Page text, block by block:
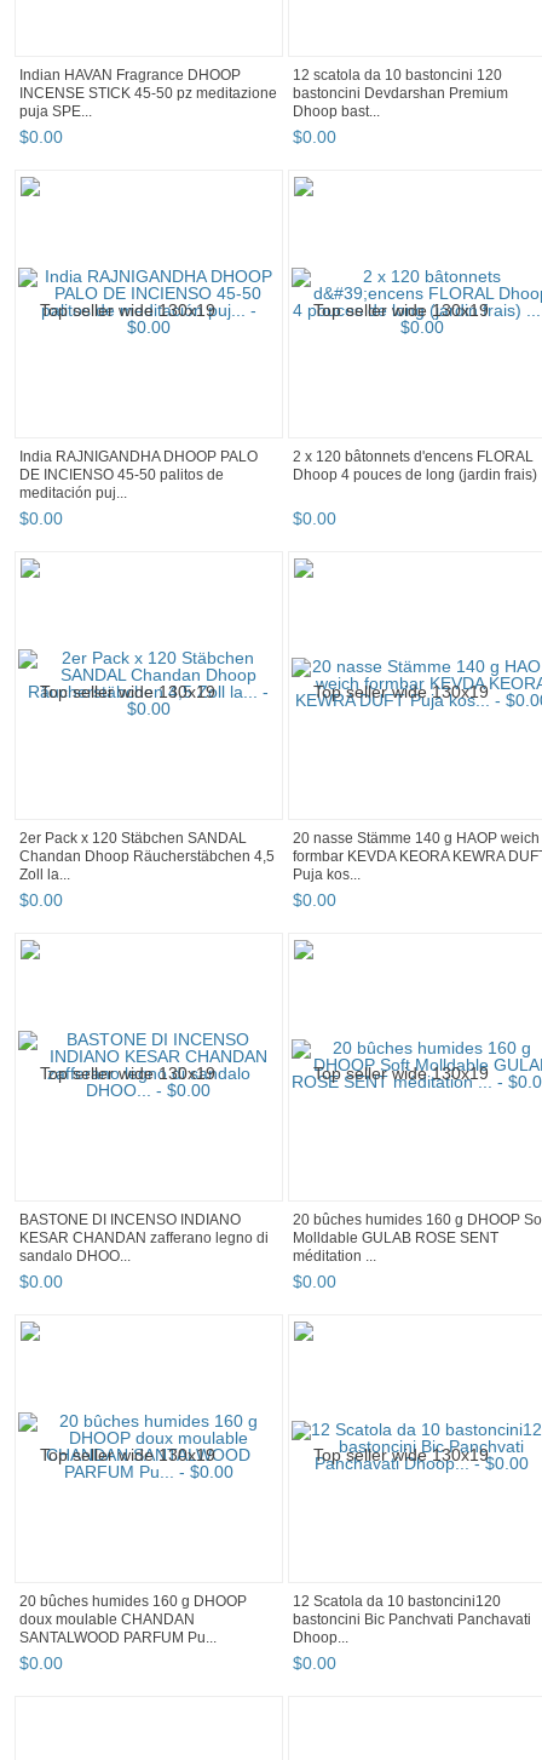
Indian HAVAN Fragrance DHOOP
INCENSE STICK 45-50 pz meditazione
puja SPE...
$0.00
12 scatola da 10 bastoncini 120
bastoncini Devdarshan Premium
Dhoop bast...
$0.00
India RAJNIGANDHA DHOOP PALO
DE INCIENSO 45-50 palitos de
meditación puj...
$0.00
2 x 120 bâtonnets d'encens FLORAL
Dhoop 4 pouces de long (jardin frais)
$0.00
2er Pack x 120 Stäbchen SANDAL
Chandan Dhoop Räucherstäbchen 4,5
Zoll la...
$0.00
20 nasse Stämme 140 g HAOP weich
formbar KEVDA KEORA KEWRA
Puja kos...
$0.00
BASTONE DI INCENSO INDIANO
KESAR CHANDAN zafferano legno di
sandalo DHOO...
$0.00
20 bûches humides 160 g DHOOP
Molldable GULAB ROSE SENT
méditation ...
$0.00
20 bûches humides 160 g DHOOP
doux moulable CHANDAN
SANTALWOOD PARFUM Pu...
$0.00
12 Scatola da 10 bastoncini120
bastoncini Bic Panchvati Panchavati
Dhoop...
$0.00